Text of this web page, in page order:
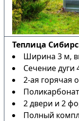
Теплица
Ширина 3 м,
Сечение дуги
2-ая горячая
2 двери и 2
Полный